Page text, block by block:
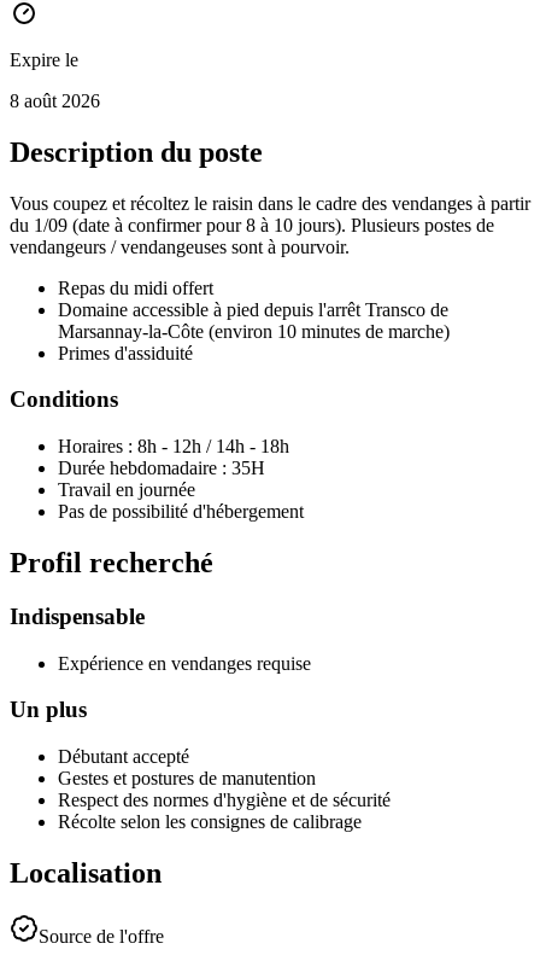
Expire le
8 août 2026
Description du poste
Vous coupez et récoltez le raisin dans le cadre des vendanges à partir
du 1/09 (date à confirmer pour 8 à 10 jours). Plusieurs postes de
vendangeurs / vendangeuses sont à pourvoir.
Repas du midi offert
Domaine accessible à pied depuis l'arrêt Transco de
Marsannay-la-Côte (environ 10 minutes de marche)
Primes d'assiduité
Conditions
Horaires : 8h - 12h / 14h - 18h
Durée hebdomadaire : 35H
Travail en journée
Pas de possibilité d'hébergement
Profil recherché
Indispensable
Expérience en vendanges requise
Un plus
Débutant accepté
Gestes et postures de manutention
Respect des normes d'hygiène et de sécurité
Récolte selon les consignes de calibrage
Localisation
Source de l'offre